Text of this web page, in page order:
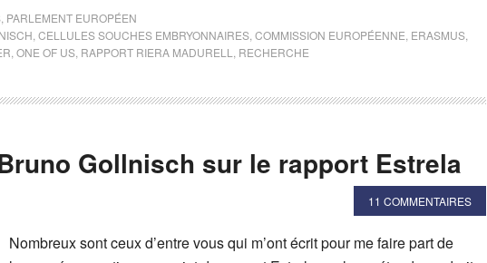
PARLEMENT EUROPÉEN
CELLULES SOUCHES EMBRYONNAIRES COMMISSION EUROPÉENNE ERASMUS
ONE OF US RAPPORT RIERA MADURELL RECHERCHE
Gollnisch sur le rapport Estrela
11 COMMENTAIRES
Nombreux sont ceux d’entre vous qui m’ont écrit pour me faire part de